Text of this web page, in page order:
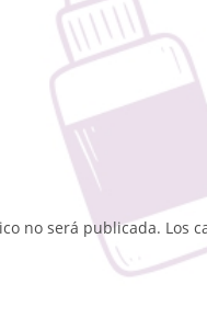
no será publicada. Los